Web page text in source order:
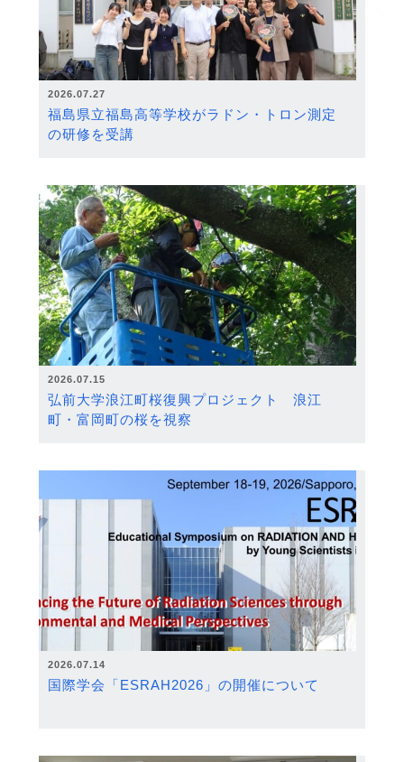
2026.07.27
福島県立福島高等学校がラドン・トロン測定
の研修を受講
2026.07.15
弘前大学浪江町桜復興プロジェクト 浪江
町・富岡町の桜を視察
2026.07.14
国際学会「ESRAH2026」の開催について